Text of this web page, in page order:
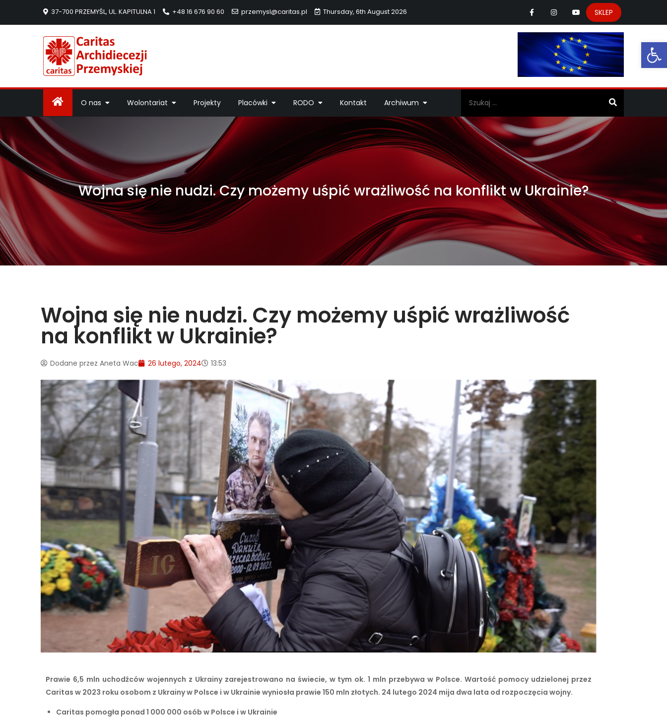
37-700 PRZEMYŚL, UL. KAPITULNA 1 +48 16 676 90 60 przemysl@caritas.pl Thursday, 6th August 2026 SKLEP
O nas Wolontariat Projekty Placówki RODO Kontakt Archiwum
Wojna się nie nudzi. Czy możemy uśpić wrażliwość na konflikt w Ukrainie?
Wojna się nie nudzi. Czy możemy uśpić wrażliwość
na konflikt w Ukrainie?
Dodane przez Aneta Wac 26 lutego, 2024 13:53
Prawie 6,5 mln uchodźców wojennych z Ukrainy zarejestrowano na świecie, w tym ok. 1 mln przebywa w Polsce. Wartość pomocy udzielonej przez
Caritas w 2023 roku osobom z Ukrainy w Polsce i w Ukrainie wyniosła prawie 150 mln złotych. 24 lutego 2024 mija dwa lata od rozpoczęcia wojny.
Caritas pomogła ponad 1 000 000 osób w Polsce i w Ukrainie